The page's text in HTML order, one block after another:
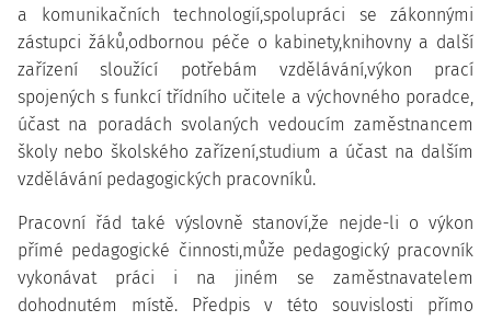
a komunikačních technologií,spolupráci se zákonnými
zástupci žáků,odbornou péče o kabinety,knihovny a další
zařízení sloužící potřebám vzdělávání,výkon prací
spojených s funkcí třídního učitele a výchovného poradce,
účast na poradách svolaných vedoucím zaměstnancem
školy nebo školského zařízení,studium a účast na dalším
vzdělávání pedagogických pracovníků.
Pracovní řád také výslovně stanoví,že nejde-li o výkon
přímé pedagogické činnosti,může pedagogický pracovník
vykonávat práci i na jiném se zaměstnavatelem
dohodnutém místě. Předpis v této souvislosti přímo